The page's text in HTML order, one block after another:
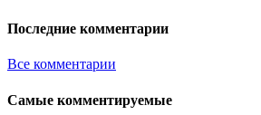
Последние комментарии
Все комментарии
Самые комментируемые